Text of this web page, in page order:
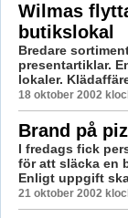
Wilmas
butikslokal
Bredare
presentartiklar.
lokaler.
18 oktober 2002
Brand på
I fredags fick
för att släcka en
Enligt uppgift
21 oktober 2002